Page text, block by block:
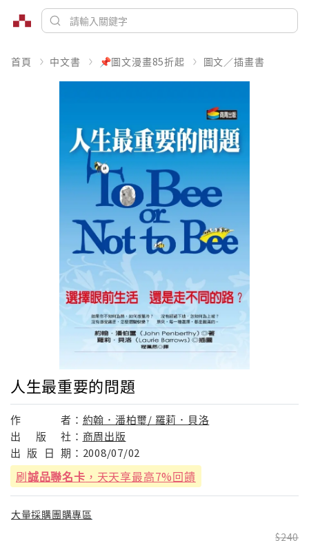
首頁 中文書 📌圖文漫畫85折起 圖文／插畫書
人生最重要的問題
作 者： 約翰．潘柏璽/ 羅莉．貝洛
出
版 社： 商周出版
出 版 日 期： 2008/07/02
刷誠品聯名卡 ，天天享最高7%回饋
大量採購團購專區
240